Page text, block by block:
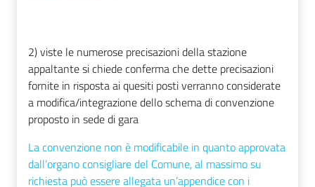
2) viste le numerose precisazioni della stazione
appaltante si chiede conferma che dette precisazioni
fornite in risposta ai quesiti posti verranno considerate
a modifica/integrazione dello schema di convenzione
proposto in sede di gara
La convenzione non è modificabile in quanto approvata
dall’organo consigliare del Comune, al massimo su
richiesta può essere allegata un’appendice con i